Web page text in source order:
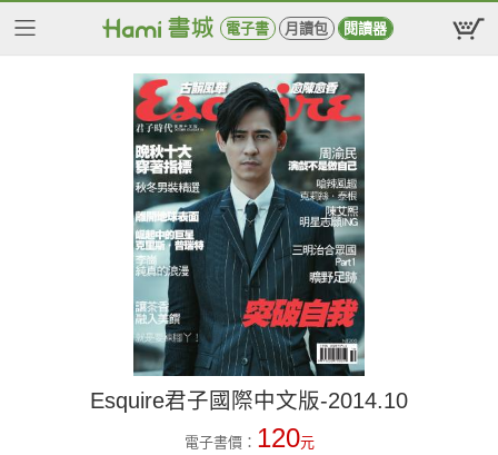
電子書 月讀包 閱讀器
Esquire君子國際中文版-2014.10
電子書價： 120元